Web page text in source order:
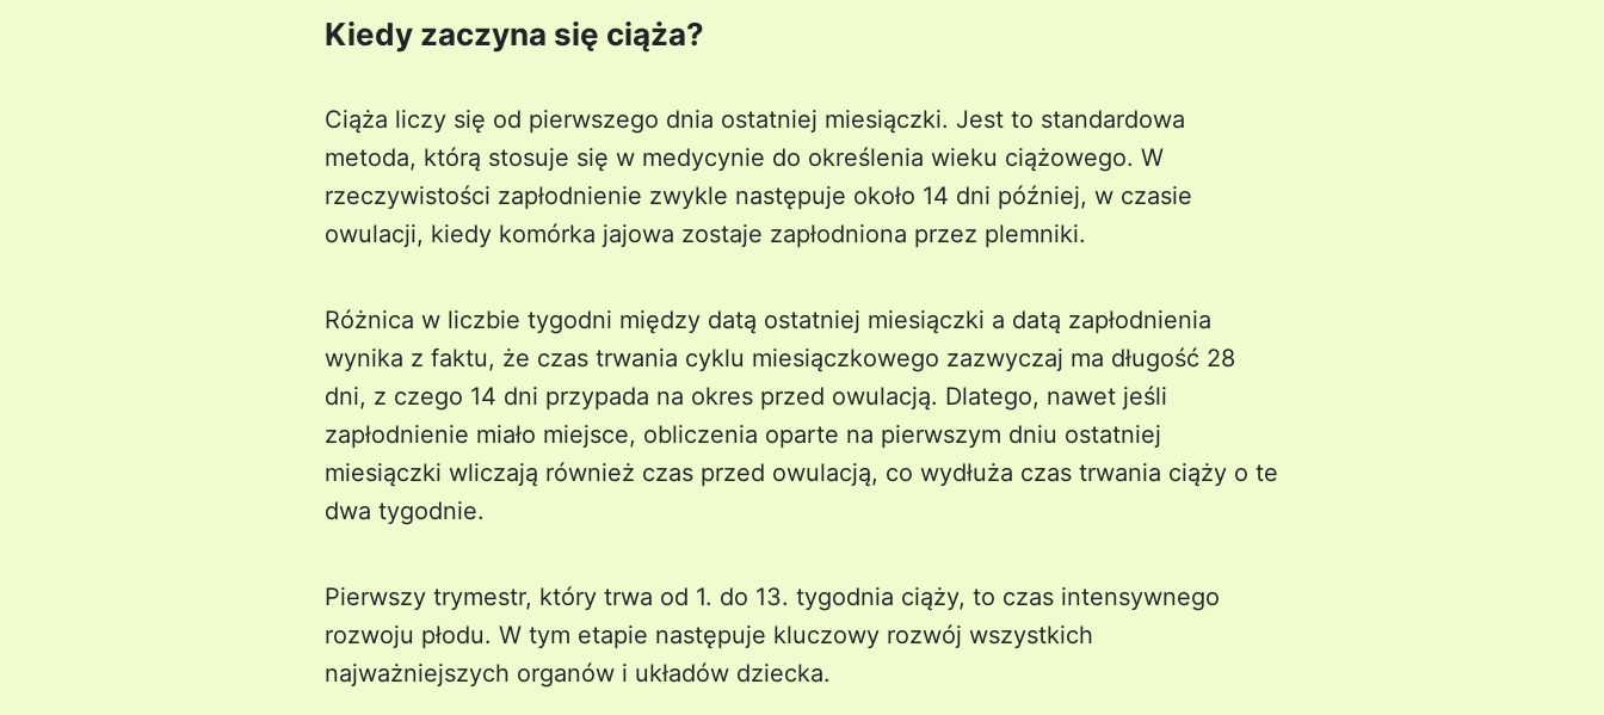
Kiedy zaczyna się ciąża?
Ciąża liczy się od pierwszego dnia ostatniej miesiączki. Jest to standardowa
metoda, którą stosuje się w medycynie do określenia wieku ciążowego. W
rzeczywistości zapłodnienie zwykle następuje około 14 dni później, w czasie
owulacji, kiedy komórka jajowa zostaje zapłodniona przez plemniki.
Różnica w liczbie tygodni między datą ostatniej miesiączki a datą zapłodnienia
wynika z faktu, że czas trwania cyklu miesiączkowego zazwyczaj ma długość 28
dni, z czego 14 dni przypada na okres przed owulacją. Dlatego, nawet jeśli
zapłodnienie miało miejsce, obliczenia oparte na pierwszym dniu ostatniej
miesiączki wliczają również czas przed owulacją, co wydłuża czas trwania ciąży o te
dwa tygodnie.
Pierwszy trymestr, który trwa od 1. do 13. tygodnia ciąży, to czas intensywnego
rozwoju płodu. W tym etapie następuje kluczowy rozwój wszystkich
najważniejszych organów i układów dziecka.